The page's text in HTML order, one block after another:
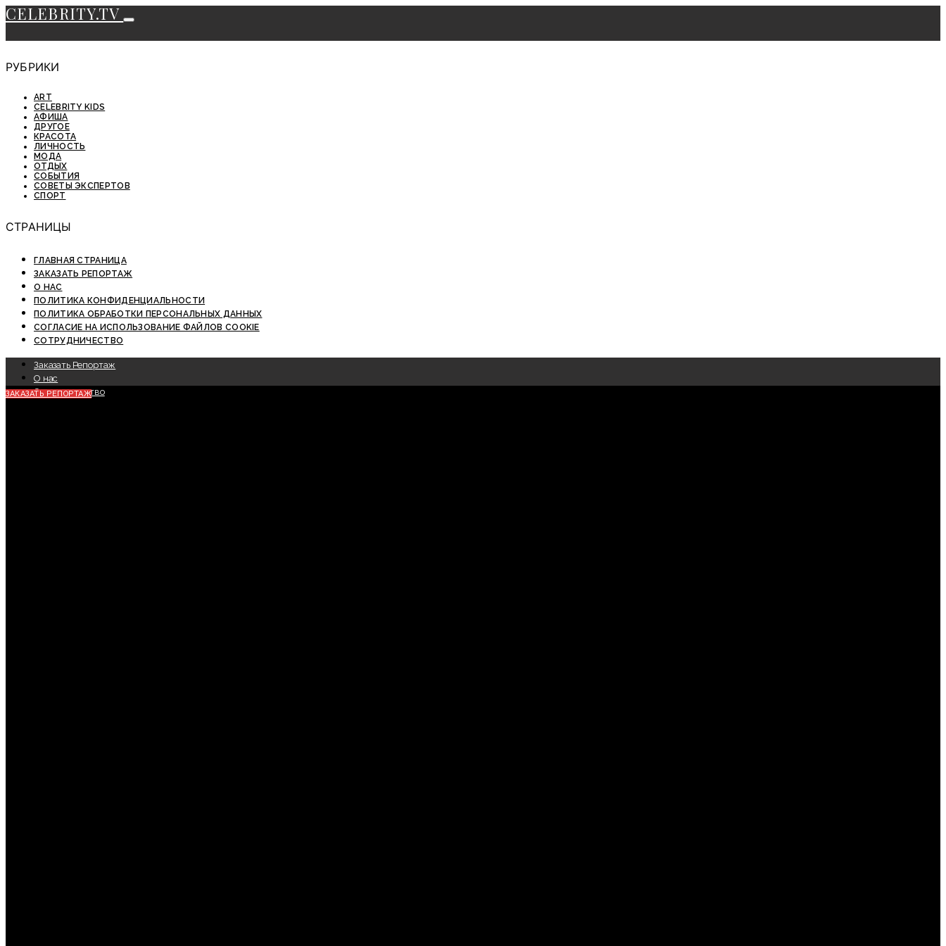
CELEBRITY.TV
РУБРИКИ
ART
CELEBRITY KIDS
АФИША
ДРУГОЕ
КРАСОТА
ЛИЧНОСТЬ
МОДА
ОТДЫХ
СОБЫТИЯ
СОВЕТЫ ЭКСПЕРТОВ
СПОРТ
СТРАНИЦЫ
ГЛАВНАЯ СТРАНИЦА
ЗАКАЗАТЬ РЕПОРТАЖ
О НАС
ПОЛИТИКА КОНФИДЕНЦИАЛЬНОСТИ
ПОЛИТИКА ОБРАБОТКИ ПЕРСОНАЛЬНЫХ ДАННЫХ
СОГЛАСИЕ НА ИСПОЛЬЗОВАНИЕ ФАЙЛОВ COOKIE
СОТРУДНИЧЕСТВО
Заказать Репортаж
О нас
Сотрудничество
ЗАКАЗАТЬ РЕПОРТАЖ